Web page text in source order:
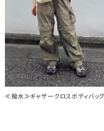
≪撥水≫ギャザークロスボディバッグ